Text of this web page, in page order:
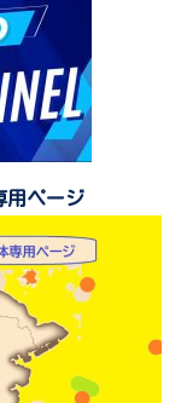
用ページ